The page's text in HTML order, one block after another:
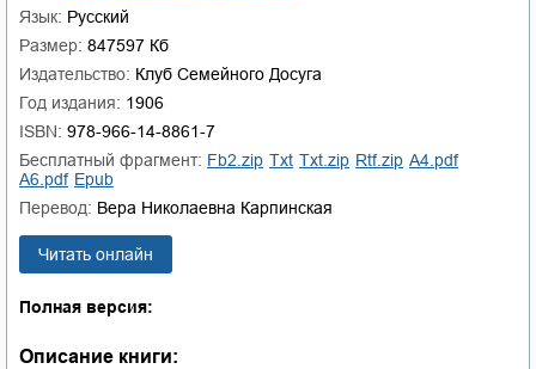
Язык: Русский
Размер: 847597 Кб
Издательство: Клуб Семейного Досуга
Год издания: 1906
ISBN: 978-966-14-8861-7
Бесплатный фрагмент:
fb2.zip txt txt.zip rtf.zip
a4.pdf
a6.pdf
epub
Перевод: Вера Николаевна Карпинская
Читать онлайн
Полная версия:
Описание книги: